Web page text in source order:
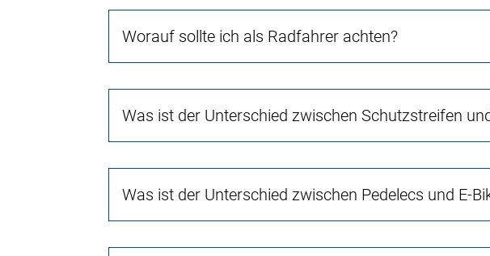
Worauf sollte ich als Radfahrer achten?
Was ist der Unterschied zwischen Schutzstreifen
Was ist der Unterschied zwischen Pedelecs und E-